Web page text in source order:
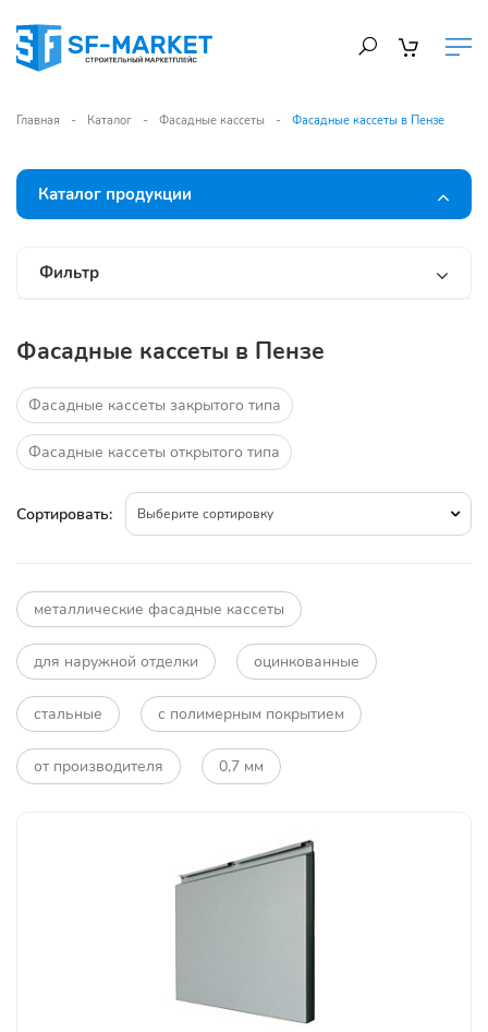
Главная Каталог Фасадные кассеты Фасадные кассеты в Пензе
Каталог продукции
Фильтр
Фасадные кассеты в Пензе
Фасадные кассеты закрытого типа
Фасадные кассеты открытого типа
Сортировать: Выберите сортировку
металлические фасадные кассеты
для наружной отделки оцинкованные
стальные с полимерным покрытием
от производителя 0,7 мм